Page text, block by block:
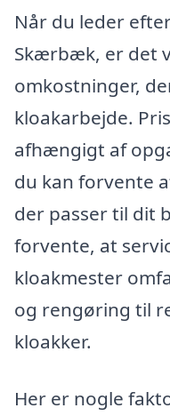
Når du leder
Skærbæk, er det
omkostninger,
kloakarbejde.
afhængigt af
du kan forvente
der passer til dit
forvente, at
kloakmester
og rengøring til
kloakker.
Her er nogle